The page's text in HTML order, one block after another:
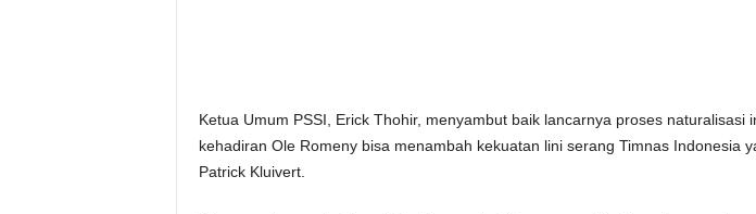
Ketua Umum PSSI, Erick Thohir, menyambut baik lancarnya proses naturalisasi
kehadiran Ole Romeny bisa menambah kekuatan lini serang Timnas Indonesia
Patrick Kluivert.